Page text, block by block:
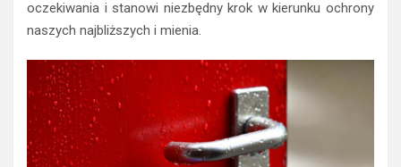
oczekiwania i stanowi niezbędny krok w kierunku ochrony
naszych najbliższych i mienia.